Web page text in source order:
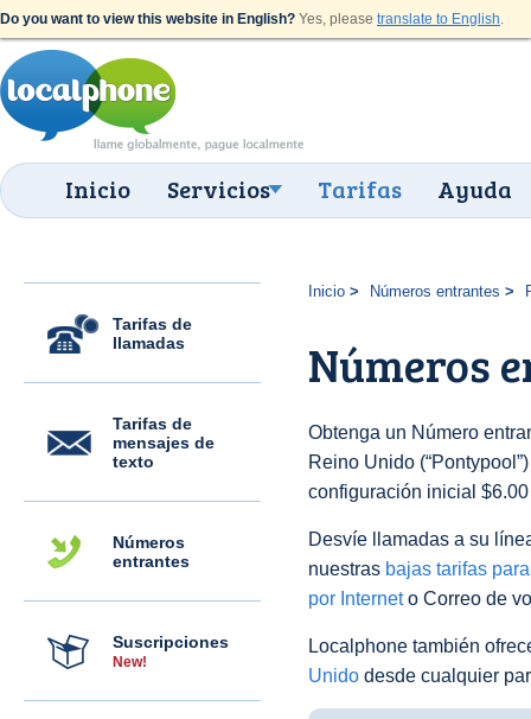
Do you want to view this website in English? Yes, please translate to English.
Inicio Servicios Tarifas Ayuda
Tarifas de
llamadas
Tarifas de
mensajes de
texto
Números
entrantes
Suscripciones
New!
Inicio Números entrantes
Números
Obtenga un Número
Reino Unido
configuración inicial
Desvíe llamadas a su
nuestras bajas tarifas
por Interneto Correo de
Localphone también
Unido desde cualquier